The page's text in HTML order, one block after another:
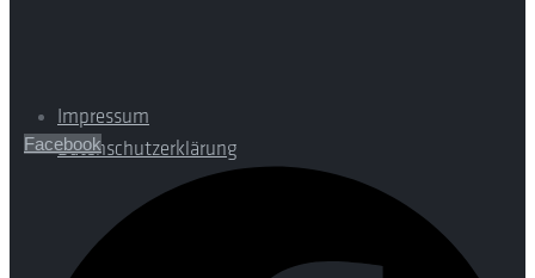
Impressum
Datenschutzerklärung
Facebook